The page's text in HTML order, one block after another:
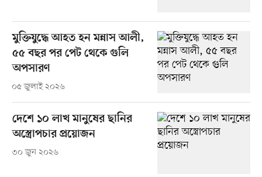
মুক্তিযুদ্ধে আহত হন মন্নাস আলী,
৫৫ বছর পর পেট থেকে গুলি
অপসারণ
০৫ জুলাই ২০২৬
দেশে ১০ লাখ মানুষের ছানির
অস্ত্রোপচার প্রয়োজন
৩০ জুন ২০২৬